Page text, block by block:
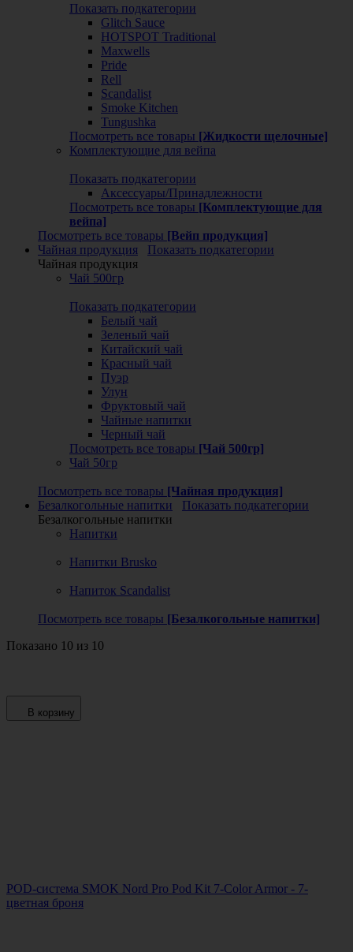
Показать подкатегории
Glitch Sauce
HOTSPOT Traditional
Maxwells
Pride
Rell
Scandalist
Smoke Kitchen
Tungushka
Посмотреть все товары [Жидкости щелочные]
Комплектующие для вейпа
Показать подкатегории
Аксессуары/Принадлежности
Посмотреть все товары [Комплектующие для
вейпа]
Посмотреть все товары [Вейп продукция]
Чайная продукция
Показать подкатегории
Чайная продукция
Чай 500гр
Показать подкатегории
Белый чай
Зеленый чай
Китайский чай
Красный чай
Пуэр
Улун
Фруктовый чай
Чайные напитки
Черный чай
Посмотреть все товары [Чай 500гр]
Чай 50гр
Посмотреть все товары [Чайная продукция]
Безалкогольные напитки
Показать подкатегории
Безалкогольные напитки
Напитки
Напитки Brusko
Напиток Scandalist
Посмотреть все товары [Безалкогольные напитки]
Показано 10 из 10
В корзину
POD-система SMOK Nord Pro Pod Kit 7-Color Armor - 7-
цветная броня